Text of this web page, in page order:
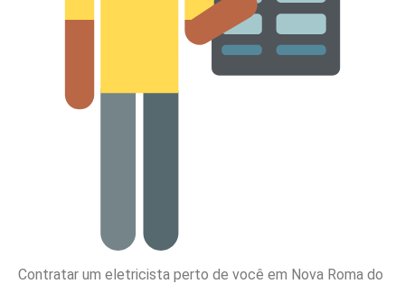
Contratar um eletricista perto de você em Nova Roma do